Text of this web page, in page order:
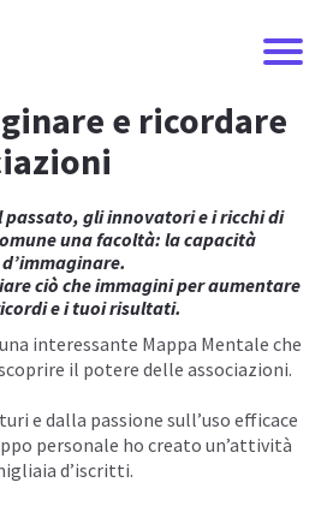
e ricordare
passato, gli innovatori e i ricchi di
una facoltà: la capacità
d’immaginare.
ciò che immagini per aumentare
e i tuoi risultati.
interessante Mappa Mentale che
il potere delle associazioni.
e dalla passione sull’uso efficace
personale ho creato un’attività
d’iscritti.